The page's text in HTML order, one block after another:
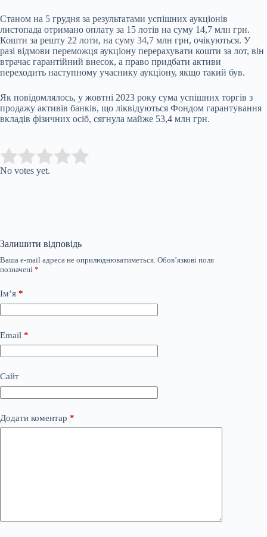
Станом на 5 грудня за результатами успішних аукціонів
листопада отримано оплату за 15 лотів на суму 14,7 млн грн.
Кошти за решту 22 лоти, на суму 34,7 млн грн, очікуються. У
разі відмови переможця аукціону перерахувати кошти за лот, він
втрачає гарантійний внесок, а право придбати активи
переходить наступному учаснику аукціону, якщо такий був.
Як повідомлялось, у жовтні 2023 року сума успішних торгів з
продажу активів банків, що ліквідуються Фондом гарантування
вкладів фізичних осіб, сягнула майже 53,4 млн грн.
Rate this item:
No votes yet.
Залишити відповідь
Ваша e-mail адреса не оприлюднюватиметься. Обов’язкові поля
позначені *
Ім’я *
Email *
Сайт
Додати коментар *